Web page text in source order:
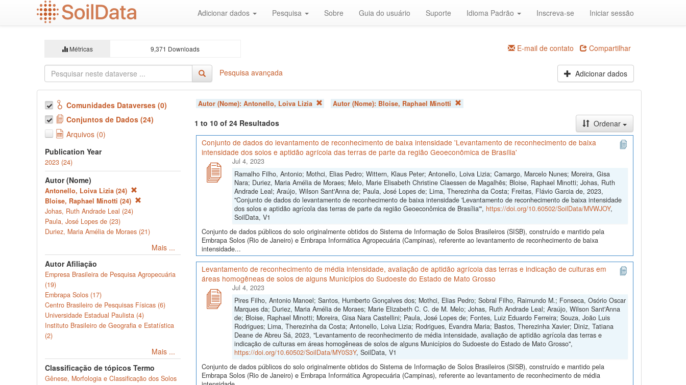
Adicionar dados Pesquisa Sobre Guia do usuário Suporte Idioma Padrão Inscreva-se Iniciar sessão
Métricas 9,371 Downloads E-mail de contato Compartilhar
Pesquisa avançada Adicionar dados
Comunidades Dataverses (0)
Conjuntos de Dados (24)
Arquivos (0)
Publication Year
2023 (24)
Autor (Nome)
Antonello, Loiva Lizia (24)
Bloise, Raphael Minotti (24)
Johas, Ruth Andrade Leal (24)
Paula, José Lopes de (23)
Duriez, Maria Amélia de Moraes (21)
Mais ...
Autor Afiliação
Empresa Brasileira de Pesquisa Agropecuária
(19)
Embrapa Solos (17)
Centro Brasileiro de Pesquisas Físicas (6)
Universidade Estadual Paulista (4)
Instituto Brasileiro de Geografia e Estatística
(2)
Mais ...
Classificação de tópicos Termo
Gênese, Morfologia e Classificação dos Solos
Autor (Nome): Antonello, Loiva Lizia Autor (Nome): Bloise, Raphael Minotti
1 to 10 of 24 Resultados
Ordenar
Conjunto de dados do levantamento de reconhecimento de baixa intensidade 'Levantamento de reconhecimento de baixa
intensidade dos solos e aptidão agrícola das terras de parte da região Geoeconômica de Brasília'
Jul 4, 2023
Ramalho Filho, Antonio; Mothci, Elias Pedro; Wittern, Klaus Peter; Antonello, Loiva Lizia; Camargo, Marcelo Nunes; Moreira, Gisa
Nara; Duriez, Maria Amélia de Moraes; Melo, Marie Elisabeth Christine Claessen de Magalhẽs; Bloise, Raphael Minotti; Johas, Ruth
Andrade Leal; Araújo, Wilson Sant'Anna de; Paula, José Lopes de; Lima, Therezinha da Costa; Freitas, Flávio Garcia de, 2023,
"Conjunto de dados do levantamento de reconhecimento de baixa intensidade 'Levantamento de reconhecimento de baixa intensidade
dos solos e aptidão agrícola das terras de parte da região Geoeconômica de Brasília'", https://doi.org/10.60502/SoilData/MVWJOY,
SoilData, V1
Conjunto de dados públicos do solo originalmente obtidos do Sistema de Informação de Solos Brasileiros (SISB), construído e mantido pela
Embrapa Solos (Rio de Janeiro) e Embrapa Informática Agropecuária (Campinas), referente ao levantamento de reconhecimento de baixa
intensidade...
Levantamento de reconhecimento de média intensidade, avaliação de aptidão agrícola das terras e indicação de culturas em
áreas homogêneas de solos de alguns Municípios do Sudoeste do Estado de Mato Grosso
Jul 4, 2023
Pires Filho, Antonio Manoel; Santos, Humberto Gonçalves dos; Mothci, Elias Pedro; Sobral Filho, Raimundo M.; Fonseca, Osório Oscar
Marques da; Duriez, Maria Amélia de Moraes; Marie Elizabeth C. C. de M. Melo; Johas, Ruth Andrade Leal; Araújo, Wilson Sant'Anna
de; Bloise, Raphael Minotti; Moreira, Gisa Nara Castellini; Paula, José Lopes de; Fontes, Luiz Eduardo Ferreira; Souza, João Luis
Rodrigues; Lima, Therezinha da Costa; Antonello, Loiva Lizia; Rodrigues, Evandra Maria; Bastos, Therezinha Xavier; Diniz, Tatiana
Deane de Abreu Sá, 2023, "Levantamento de reconhecimento de média intensidade, avaliação de aptidão agrícola das terras e
indicação de culturas em áreas homogêneas de solos de alguns Municípios do Sudoeste do Estado de Mato Grosso",
https://doi.org/10.60502/SoilData/MY0S3Y, SoilData, V1
Conjunto de dados públicos do solo originalmente obtidos do Sistema de Informação de Solos Brasileiros (SISB), construído e mantido pela
Embrapa Solos (Rio de Janeiro) e Embrapa Informática Agropecuária (Campinas), referente ao levantamento de reconhecimento de média